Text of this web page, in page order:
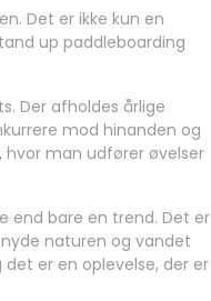
Det er ikke kun en
up paddleboarding
Der afholdes årlige
mod hinanden og
hvor man udfører øvelser
end bare en trend. Det er
naturen og vandet
er en oplevelse, der er